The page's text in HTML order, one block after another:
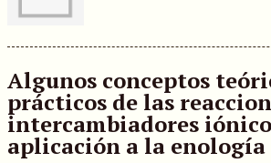
Algunos conceptos
prácticos de las
intercambiadores
aplicación a la enología